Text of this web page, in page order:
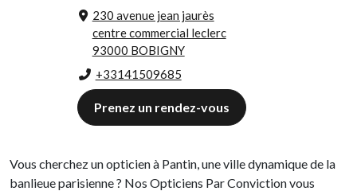
230 avenue jean jaurès
centre commercial leclerc
93000 BOBIGNY
+33141509685
Prenez un rendez-vous
Vous cherchez un opticien à Pantin, une ville dynamique de la
banlieue parisienne ? Nos Opticiens Par Conviction vous